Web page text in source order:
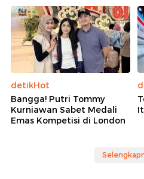
detikHot
Bangga! Putri Tommy
Kurniawan Sabet Medali
Emas Kompetisi di London